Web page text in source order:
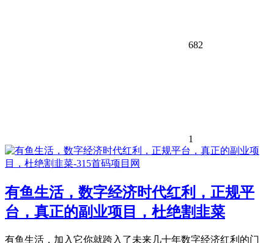
682
1
有鱼生活，数字经济时代红利，正规平
台，真正的副业项目，杜绝割韭菜
有鱼生活，加入它你就跨入了未来几十年数字经济红利的门